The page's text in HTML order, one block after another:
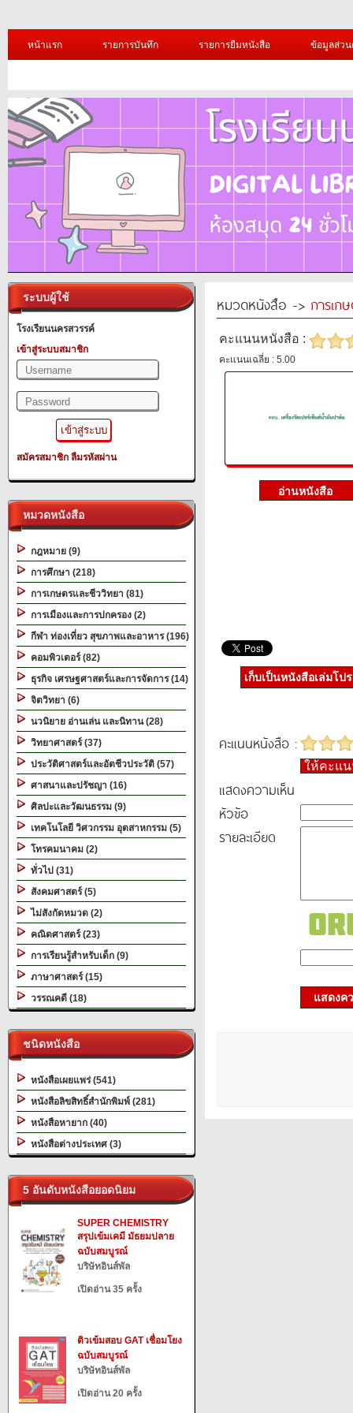
หน้าแรก รายการบันทึก รายการยืมหนังสือ ข้อมูลส่ว
ระบบผู้ใช้
โรงเรียนนครสวรรค์
เข้าสู่ระบบสมาชิก
สมัครสมาชิก ลืมรหัสผ่าน
หมวดหนังสือ
กฎหมาย (9)
การศึกษา (218)
การเกษตรและชีววิทยา (81)
การเมืองและการปกครอง (2)
กีฬา ท่องเที่ยว สุขภาพและอาหาร (196)
คอมพิวเตอร์ (82)
ธุรกิจ เศรษฐศาสตร์และการจัดการ (14)
จิตวิทยา (6)
นวนิยาย อ่านเล่น และนิทาน (28)
วิทยาศาสตร์ (37)
ประวัติศาสตร์และอัตชีวประวัติ (57)
ศาสนาและปรัชญา (16)
ศิลปะและวัฒนธรรม (9)
เทคโนโลยี วิศวกรรม อุตสาหกรรม (5)
โทรคมนาคม (2)
ทั่วไป (31)
สังคมศาสตร์ (5)
ไม่สังกัดหมวด (2)
คณิตศาสตร์ (23)
การเรียนรู้สำหรับเด็ก (9)
ภาษาศาสตร์ (15)
วรรณคดี (18)
ชนิดหนังสือ
หนังสือเผยแพร่ (541)
หนังสือลิขสิทธิ์สำนักพิมพ์ (281)
หนังสือหายาก (40)
หนังสือต่างประเทศ (3)
5 อันดับหนังสือยอดนิยม
SUPER CHEMISTRY
สรุปเข้มเคมี มัธยมปลาย
ฉบับสมบูรณ์
บริษัทอินส์พัล
เปิดอ่าน 35 ครั้ง
ติวเข้มสอบ GAT เชื่อมโยง
ฉบับสมบูรณ์
บริษัทอินส์พัล
เปิดอ่าน 20 ครั้ง
หมวดหนังสือ -> การเก
คะแนนหนังสือ :
คะแนนเฉลี่ย : 5.00
เก็บเป็นหนังสือเล่มโป
คะแนนหนังสือ :
ให้คะแ
แสดงความเห็น
หัวข้อ
รายละเอียด
แสดงค